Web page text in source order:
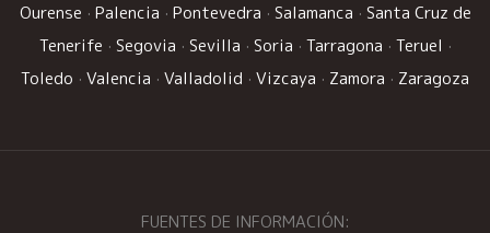
Ourense · Palencia · Pontevedra · Salamanca · Santa Cruz de
Tenerife · Segovia · Sevilla · Soria · Tarragona · Teruel ·
Toledo · Valencia · Valladolid · Vizcaya · Zamora · Zaragoza
FUENTES DE INFORMACIÓN: